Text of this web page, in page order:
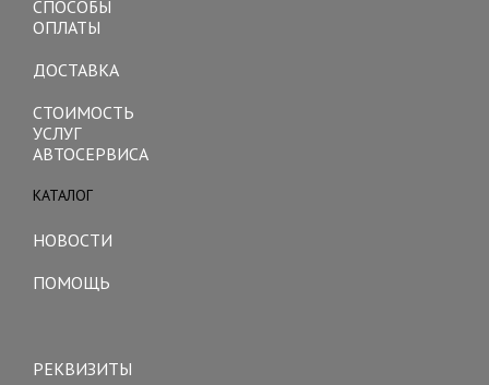
СПОСОБЫ
ОПЛАТЫ
ДОСТАВКА
СТОИМОСТЬ
УСЛУГ
АВТОСЕРВИСА
КАТАЛОГ
НОВОСТИ
ПОМОЩЬ
РЕКВИЗИТЫ